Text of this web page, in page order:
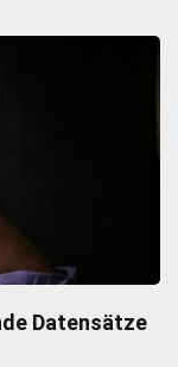
Datensätze